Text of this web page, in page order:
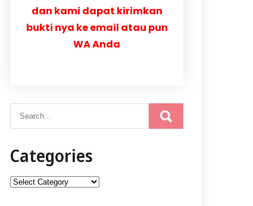
dan kami dapat kirimkan
bukti nya ke email atau pun
WA Anda
Categories
Categories